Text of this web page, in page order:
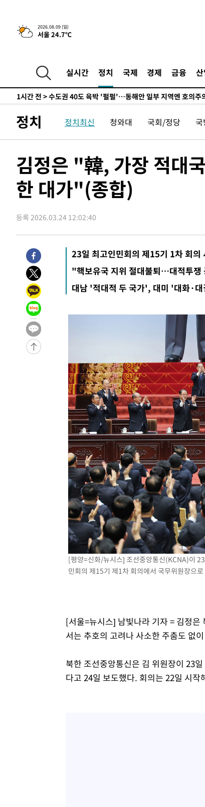
2026.08.09 (일)
서울 24.7℃
실시간 정치 국제 경제 금융
래 44.56%
-552초 전 >[속보]與 대표 경선 제주·인천 당원투표…金
宋 10.17%
-86초 전 >이강인 "아틀레티코 이적 기뻐…등번호 7번 의미보단
1시간 전 >낮 최고 35도 '무더위'…동해안 시간당 30㎜ '강한 비
[속보]이강인 "감독님이 원하는 마음 느꼈고, 많은 트로
티코 이적"
1시간 전 >수도권 40도 육박 '펄펄'…동해안 일부 지역엔 호의주
3시간 전 >
강릉에 시간당 81.4㎜ 물폭탄…도로 잠기고 담벼락
5시간 전 >백운산서 80년근 천종산삼 9뿌리 발견…감정가 1.3억
6시간 전 >남자 농구, 나고야 아시안게임서 '홈팀' 일본과 한일전
6시간 전 >여수 오동도 해상서 모터보트 전복…1명 사망·1명 실종
7시간 전 >극한폭염 한풀 꺾이지만…'낮 최고 35도' 무더위, 열대
8시간 전 >[속보]'압수수색·성접대 논란' 축구협회 "실망과 걱정
11시간 전 >'최고 37도' 폭염 지속…강원동해안 최대 150㎜ 비
13시간 전 >
[속보]뉴욕증시 상승 마감…S&P 0.6% 나스닥
-10290초 전 >
이란 "호르무즈 재개방 합의 근접…美 배상 선행돼
-1337초 전 >
민수·김용 순
-1290초 전 >
[속보]김민석, 與 전대 당원투표 누적 득표율
래 44.56%
-572초 전 >
宋 10.17%
-106초 전 >
이강인 "아틀레티코 이적 기뻐…등번호 7번 의미보단
-41초 전 >
[속보]與 당대표 경선, 제주·인천 권리당원 투표 김민
1시간 전 >
낮 최고 35도 '무더위'…동해안 시간당 30㎜ '강한 비'[
[속보]이강인 "감독님이 원하는 마음 느꼈고, 많은 트
수도권 40도 육박 '펄펄'…동해안 일부 지역엔 호의주
온열질환 사망자 3명 늘어…누적 환자 3000명 돌파
강릉에 시간당 81.4㎜ 물폭탄…도로 잠기고 담벼락
백운산서 80년근 천종산삼 9뿌리 발견…감정가 1.3억
선재도서 해루질 나섰다 실종 60대, 닷새 만에 숨진 채
남자 농구, 나고야 아시안게임서 '홈팀' 일본과 한일전
여수 오동도 해상서 모터보트 전복…1명 사망·1명 실
극한폭염 한풀 꺾이지만…'낮 최고 35도' 무더위, 열
축구협회 "압수수색·성접대 논란 사과…쇄신의 기회
[속보]'압수수색·성접대 논란' 축구협회 "실망과 걱
'최고 37도' 폭염 지속…강원동해안 최대 150㎜ 비
[속보]뉴욕증시 상승 마감…S&P 0.6% 나스닥
정치 정치최신 청와대 국회/정당
김정은 "韓, 가장 적대
한 대가"(종합)
등록 2026.03.24 12:02:40
23일 최고인민회의 제15기 1차 회의
"핵보유국 지위 절대불퇴…대적투쟁
대남 '적대적 두 국가', 대미 '대화·
[평양=신화/뉴시스] 조선중앙통신(KCNA)이
민회의 제15기 제1차 회의에서 국무위원장으
[서울=뉴시스] 남빛나라 기자 = 김정
서는 추호의 고려나 사소한 주춤도 없
북한 조선중앙통신은 김 위원장이 23
다고 24일 보도했다. 회의는 22일 시